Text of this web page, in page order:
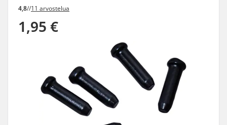
4,8//11 arvostelua
1,95 €